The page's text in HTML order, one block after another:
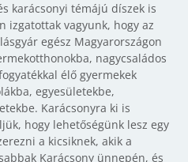
karácsonyi témájú díszek is
izgatottak vagyunk, hogy az
egész Magyarországon
nagycsaládos
élő gyermekek
egyesületekbe,
Karácsonyra ki is
hogy lehetőségünk lesz egy
a kicsiknek, akik a
Karácsony ünnepén, és